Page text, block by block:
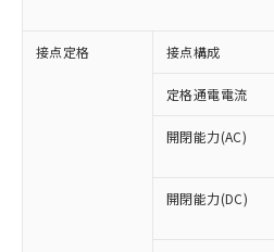
接点定格 接点構成
定格通電電流
開閉能力(AC)
開閉能力(DC)
※1 対応状況
対応済み：EU RoHS
非含有に対応した製品が
対応予定：EU RoHS指
有に対応した製品に切り